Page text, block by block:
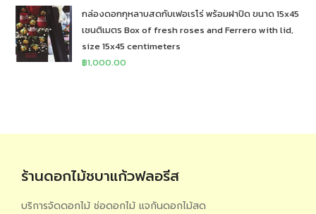
กล่องดอกกุหลาบสดกับเฟอเรโร่ พร้อมฝาปิด ขนาด 15x45
เซนติเมตร Box of fresh roses and Ferrero with lid,
size 15x45 centimeters
฿1,000.00
ร้านดอกไม้ชบาแก้วฟลอรีส
บริการจัดดอกไม้ ช่อดอกไม้ แจกันดอกไม้สด